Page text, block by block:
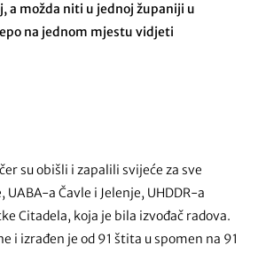
a možda niti u jednoj županiji u
na jednom mjestu vidjeti
su obišli i zapalili svijeće za sve
a Čavle i Jelenje, UHDDR-a
Citadela, koja je bila izvođač radova.
i izrađen je od 91 štita u spomen na 91